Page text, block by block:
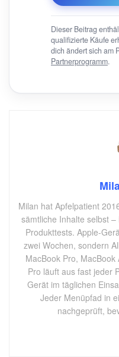
Dieser Beitrag
qualifizierte Käufe
dich ändert sich am
Partnerprogramm.
Milan hat Apfelpatient
sämtliche Inhalte selbst
Produkttests. Apple-
zwei Wochen, sondern
MacBook Pro,
Pro läuft aus fast jeder
Gerät im täglichen
Jeder Menüpfad in
nachgeprüft,